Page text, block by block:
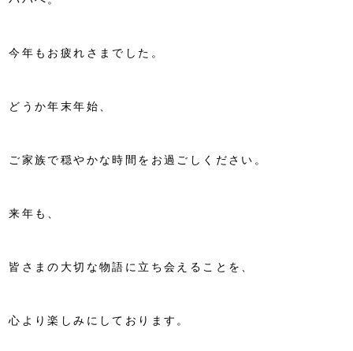
今年もお疲れさまでした。
どうか年末年始、
ご家族で穏やかな時間をお過ごしください。
来年も、
皆さまの大切な物語に立ち会えることを、
心より楽しみにしております。